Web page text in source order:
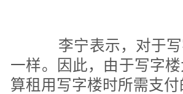
李宁表示，对于写
一样。因此，由于写字
算租用写字楼时所需支